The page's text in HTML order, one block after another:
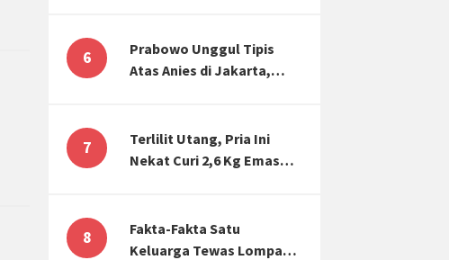
Effect
6
Prabowo Unggul Tipis
Atas Anies di Jakarta,
7
Terlilit Utang, Pria Ini
Nekat Curi 2,6 Kg Emas
8
Fakta-Fakta Satu
Keluarga Tewas Lompat